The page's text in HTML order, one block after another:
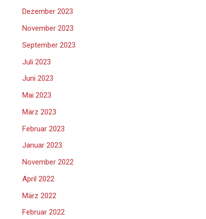
Dezember 2023
November 2023
September 2023
Juli 2023
Juni 2023
Mai 2023
März 2023
Februar 2023
Januar 2023
November 2022
April 2022
März 2022
Februar 2022